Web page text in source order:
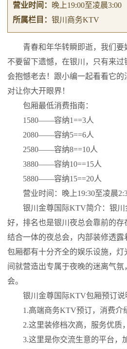
营业时间：
晚上19:00至凌晨3:00
所属栏目： 银川商务KTV
青春和年华转瞬即逝，我们要
不要留下遗憾，在银川，只有来
会抱憾老去！跟小编一起看看它
对让你大开眼界！
包厢最低消费指南：
1580——容纳1==3人
2080——容纳5==6人
2580——容纳8==10人
3880——容纳10==15人
5880——容纳15==20人
营业时间：晚上19:30至凌晨
银川金尊国际KTV简介：银
好，排名也是银川夜总会靠前的
结合一体的夜总会，内部装修透露
包厢都有十分齐全的娱乐设施，
间就营造出专属于夜晚的迷离气
会。
银川金尊国际KTV包厢预订说
1.高端商务KTV预订，消费介
2.这里装修档次高，服务优质
3.这里是你交流生意的平台，